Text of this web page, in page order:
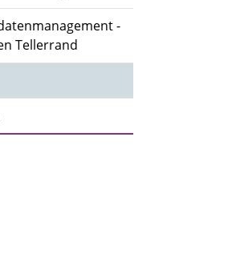
-
Tellerrand